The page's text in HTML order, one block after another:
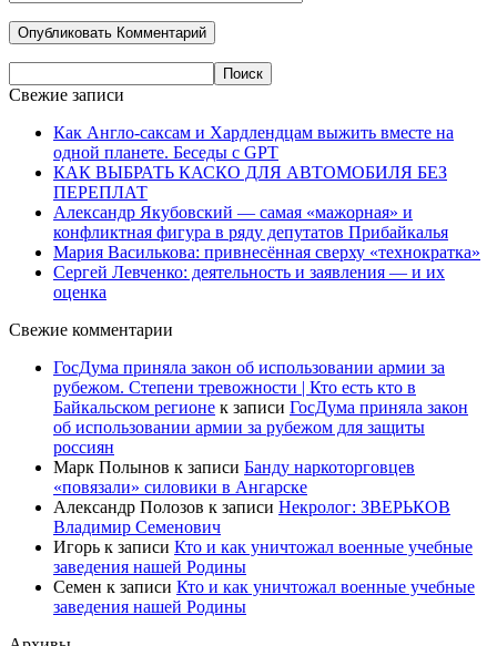
Свежие записи
Как Англо-саксам и Хардлендцам выжить вместе на
одной планете. Беседы с GPT
КАК ВЫБРАТЬ КАСКО ДЛЯ АВТОМОБИЛЯ БЕЗ
ПЕРЕПЛАТ
Александр Якубовский — самая «мажорная» и
конфликтная фигура в ряду депутатов Прибайкалья
Мария Василькова: привнесённая сверху «технократка»
Сергей Левченко: деятельность и заявления — и их
оценка
Свежие комментарии
ГосДума приняла закон об использовании армии за
рубежом. Степени тревожности | Кто есть кто в
Байкальском регионе к записи ГосДума приняла закон
об использовании армии за рубежом для защиты
россиян
Марк Полынов к записи Банду наркоторговцев
«повязали» силовики в Ангарске
Александр Полозов к записи Некролог: ЗВЕРЬКОВ
Владимир Семенович
Игорь к записи Кто и как уничтожал военные учебные
заведения нашей Родины
Семен к записи Кто и как уничтожал военные учебные
заведения нашей Родины